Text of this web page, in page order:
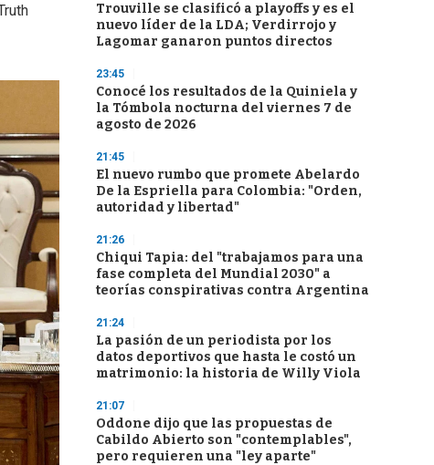
Trouville se clasificó a playoffs y es el
nuevo líder de la LDA; Verdirrojo y
Lagomar ganaron puntos directos
23:45
Conocé los resultados de la Quiniela y
la Tómbola nocturna del viernes 7 de
agosto de 2026
21:45
El nuevo rumbo que promete Abelardo
De la Espriella para Colombia: "Orden,
autoridad y libertad"
21:26
Chiqui Tapia: del "trabajamos para una
fase completa del Mundial 2030" a
teorías conspirativas contra Argentina
21:24
La pasión de un periodista por los
datos deportivos que hasta le costó un
matrimonio: la historia de Willy Viola
21:07
Oddone dijo que las propuestas de
Cabildo Abierto son "contemplables",
pero requieren una "ley aparte"